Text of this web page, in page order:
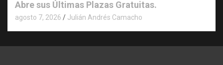
Abre sus Últimas Plazas Gratuitas.
agosto 7, 2026 Julián Andrés Camacho